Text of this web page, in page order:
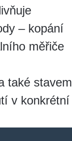
– kopání
měřiče
také stavem
v konkrétní